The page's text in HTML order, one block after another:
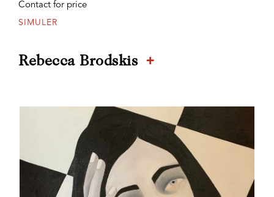
Contact for price
SIMULER
Rebecca Brodskis +